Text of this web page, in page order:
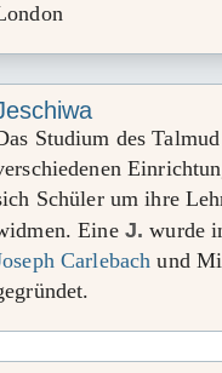
Studium des
Schüler um ihre
Eine J. wurde
Carlebach und